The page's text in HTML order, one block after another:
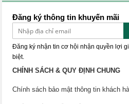
Đăng ký thông tin khuyến mãi
Đăng ký nhận tin cơ hội nhận quyền lợi
biệt.
CHÍNH SÁCH & QUY ĐỊNH CHUNG
Chính sách bảo mật thông tin khách